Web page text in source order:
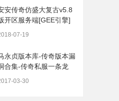
安传奇仿盛大复古v5.8
开区服务端[GEE引擎]
07-19
永贞版本库-传奇版本漏
合集-传奇私服一条龙
03-30